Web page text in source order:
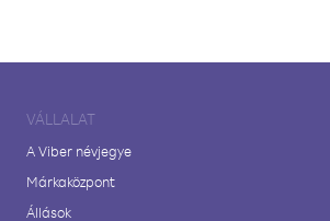
VÁLLALAT
A Viber névjegye
Márkaközpont
Állások